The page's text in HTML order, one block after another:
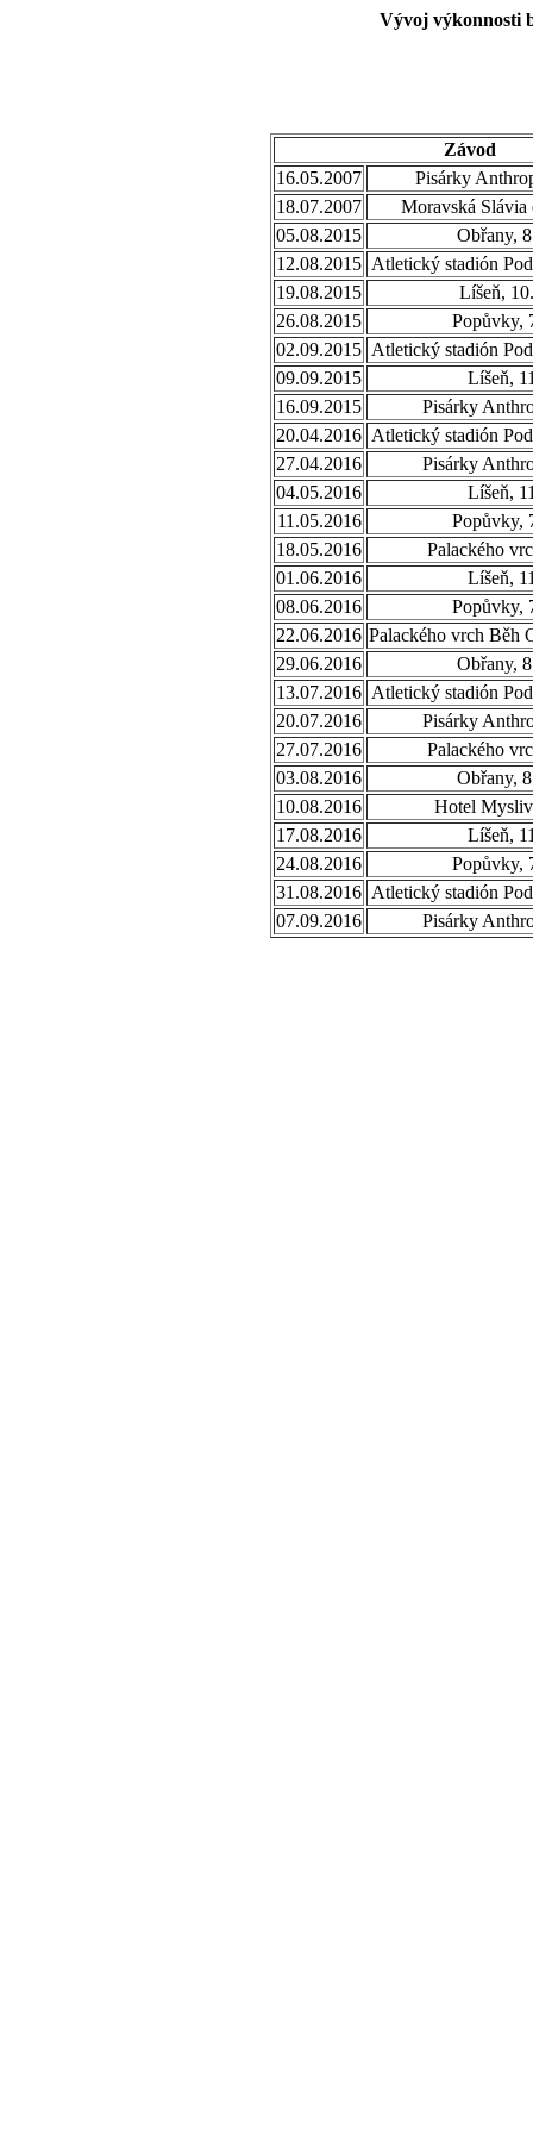
Vývoj výkonnosti
Závod
16.05.2007
Pisárky
18.07.2007
Moravská Slávia
05.08.2015
Obřany,
12.08.2015 Atletický stadión
19.08.2015
Líšeň,
26.08.2015
Popůvky,
02.09.2015 Atletický stadión
09.09.2015
Líšeň,
16.09.2015
Pisárky
20.04.2016 Atletický stadión
27.04.2016
Pisárky
04.05.2016
Líšeň,
11.05.2016
Popůvky,
18.05.2016
Palackého
01.06.2016
Líšeň,
08.06.2016
Popůvky,
22.06.2016 Palackého vrch Běh
29.06.2016
Obřany,
13.07.2016 Atletický stadión
20.07.2016
Pisárky
27.07.2016
Palackého
03.08.2016
Obřany,
10.08.2016
Hotel
17.08.2016
Líšeň,
24.08.2016
Popůvky,
31.08.2016 Atletický stadión
07.09.2016
Pisárky